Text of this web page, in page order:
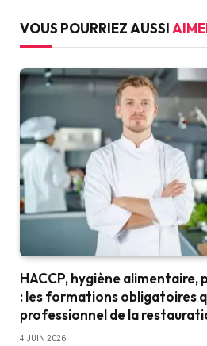
VOUS POURRIEZ AUSSI
HACCP, hygiène alimentaire,
: les formations obligatoires
professionnel de la
4 JUIN 2026